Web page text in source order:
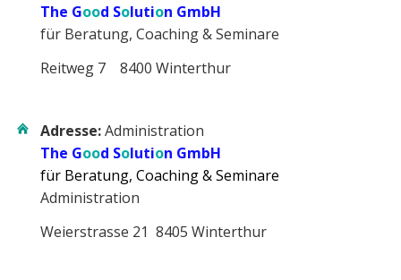
The Good Solution GmbH
für Beratung, Coaching & Seminare
Reitweg 7 8400 Winterthur
Adresse:Administration
The Good Solution GmbH
für Beratung, Coaching & Seminare
Administration
Weierstrasse 21 8405 Winterthur